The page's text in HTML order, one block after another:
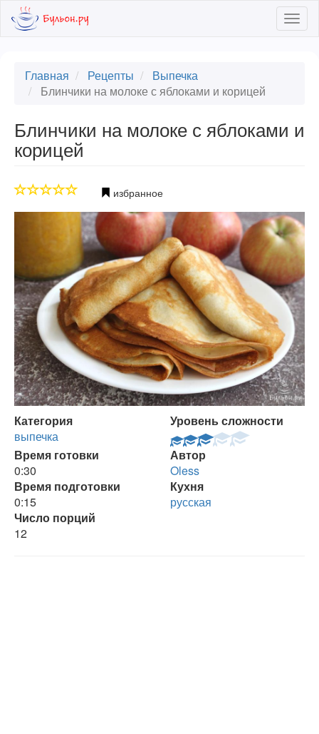
Skip
Главная Рецепты
Выпечка
Блинчики на молоке с яблоками и корицей
Блинчики на молоке с яблоками и
корицей
избранное
Категория
выпечка
Уровень сложности
Время готовки
0:30
Автор
Oless
Время подготовки
0:15
Кухня
русская
Число порций
12